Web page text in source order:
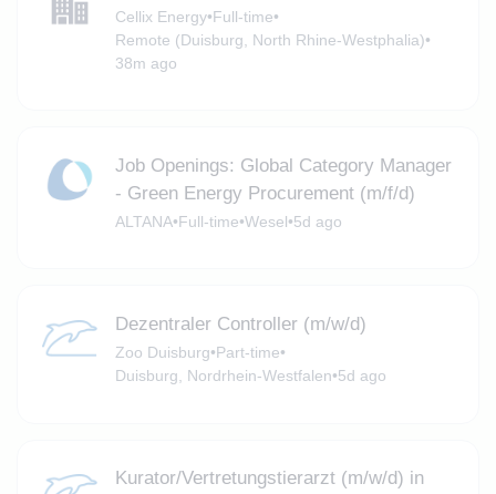
Cellix Energy•Full-time•
Remote (Duisburg, North Rhine-Westphalia)•
38m ago
Job Openings: Global Category Manager
- Green Energy Procurement (m/f/d)
ALTANA•Full-time•Wesel•5d ago
Dezentraler Controller (m/w/d)
Zoo Duisburg•Part-time•
Duisburg, Nordrhein-Westfalen•5d ago
Kurator/Vertretungstierarzt (m/w/d) in